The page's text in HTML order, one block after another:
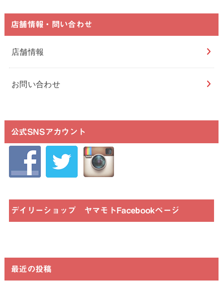
店舗情報・問い合わせ
店舗情報
お問い合わせ
公式SNSアカウント
デイリーショップ ヤマモトFacebookページ
最近の投稿